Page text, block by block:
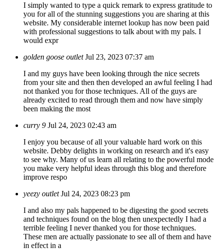
I simply wanted to type a quick remark to express gratitude to
you for all of the stunning suggestions you are sharing at this
website. My considerable internet lookup has now been paid
with professional suggestions to talk about with my pals. I
would expr
golden goose outlet Jul 23, 2023 07:37 am
I and my guys have been looking through the nice secrets
from your site and then then developed an awful feeling I had
not thanked you for those techniques. All of the guys are
already excited to read through them and now have simply
been making the most
curry 9 Jul 24, 2023 02:43 am
I enjoy you because of all your valuable hard work on this
website. Debby delights in working on research and it's easy
to see why. Many of us learn all relating to the powerful mode
you make very helpful ideas through this blog and therefore
improve respo
yeezy outlet Jul 24, 2023 08:23 pm
I and also my pals happened to be digesting the good secrets
and techniques found on the blog then unexpectedly I had a
terrible feeling I never thanked you for those techniques.
These men are actually passionate to see all of them and have
in effect in a